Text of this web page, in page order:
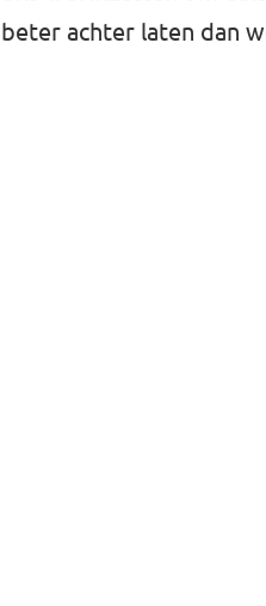
beter achter laten dan